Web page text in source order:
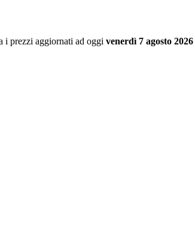
i prezzi aggiornati ad oggi venerdì 7 agosto 2026